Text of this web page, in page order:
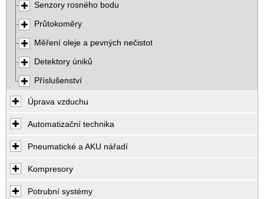
Senzory rosného bodu
Průtokoměry
Měření oleje a pevných nečistot
Detektory úniků
Příslušenství
Úprava vzduchu
Automatizační technika
Pneumatické a AKU nářadí
Kompresory
Potrubní systémy